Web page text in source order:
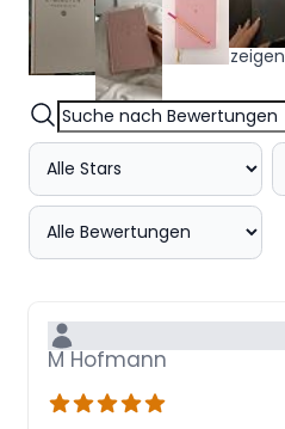
Alle Fotos und Videos anzeigen
M Hofmann